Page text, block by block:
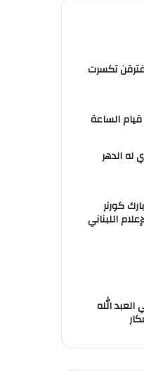
تكسرت
الساعة
له الدهر
كورنر
اللبناني
الله